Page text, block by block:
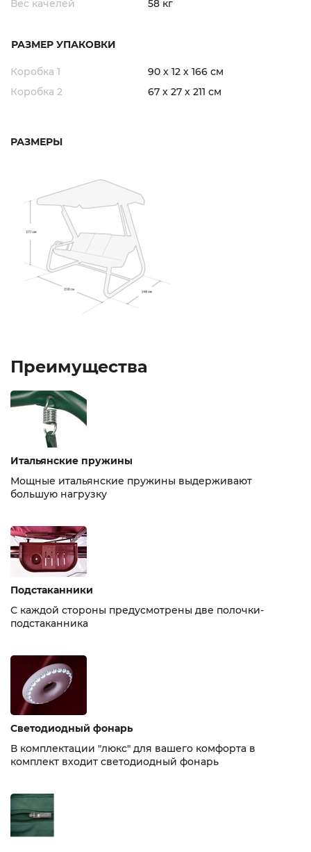
Вес качелей 58 кг
РАЗМЕР УПАКОВКИ
Коробка 1
90 х 12 х 166 см
Коробка 2
67 х 27 х 211 см
РАЗМЕРЫ
Преимущества
Итальянские пружины
Мощные итальянские пружины выдерживают
большую нагрузку
Подстаканники
С каждой стороны предусмотрены две полочки-
подстаканника
Светодиодный фонарь
В комплектации "люкс" для вашего комфорта в
комплект входит светодиодный фонарь